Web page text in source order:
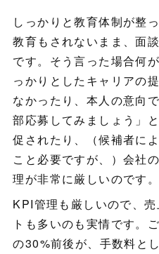
しっかりと教育体制が整
教育もされないまま、面
です。そう言った場合何
っかりとしたキャリアの
なかったり、本人の意向
部応募してみましょう」
促されたり、（候補者に
こと必要ですが、）会社
理が非常に厳しいのです。
KPI管理も厳しいので、
トも多いのも実情です。
の30%前後が、手数料と